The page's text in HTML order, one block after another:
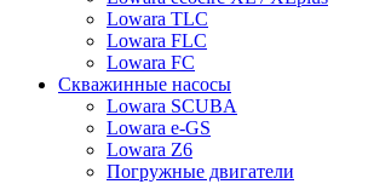
Lowara TLC
Lowara FLC
Lowara FC
Скважинные насосы
Lowara SCUBA
Lowara e-GS
Lowara Z6
Погружные двигатели